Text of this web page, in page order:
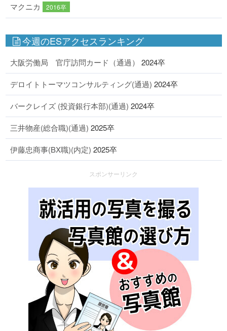
マクニカ 2016卒
今週のESアクセスランキング
大阪労働局 官庁訪問カード（通過） 2024卒
デロイトトーマツコンサルティング(通過) 2024卒
バークレイズ (投資銀行本部)(通過) 2024卒
三井物産(総合職)(通過) 2025卒
伊藤忠商事(BX職)(内定) 2025卒
スポンサーリンク